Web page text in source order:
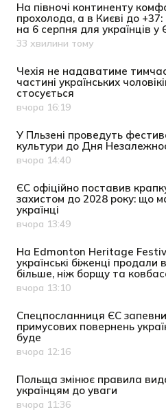
На півночі континенту
прохолода, а в Києві до +37:
на 6 серпня для українців у
Дата публікації
33 хвилини тому
Чехія не надаватиме
частині українських
стосується
Дата публікації
вчора 16:19
У Пльзені проведуть
культури до Дня
Дата публікації
вчора 14:40
ЄС офіційно поставив
захистом до 2028 року: що
українці
Дата публікації
вчора 13:49
На Edmonton Heritage
українські біженці продали
більше, ніж борщу та
Дата публікації
вчора 13:10
Спецпосланниця ЄС
примусових повернень
буде
Дата публікації
вчора 12:16
Польща змінює правила
українцям до уваги
Дата публікації
вчора 11:36